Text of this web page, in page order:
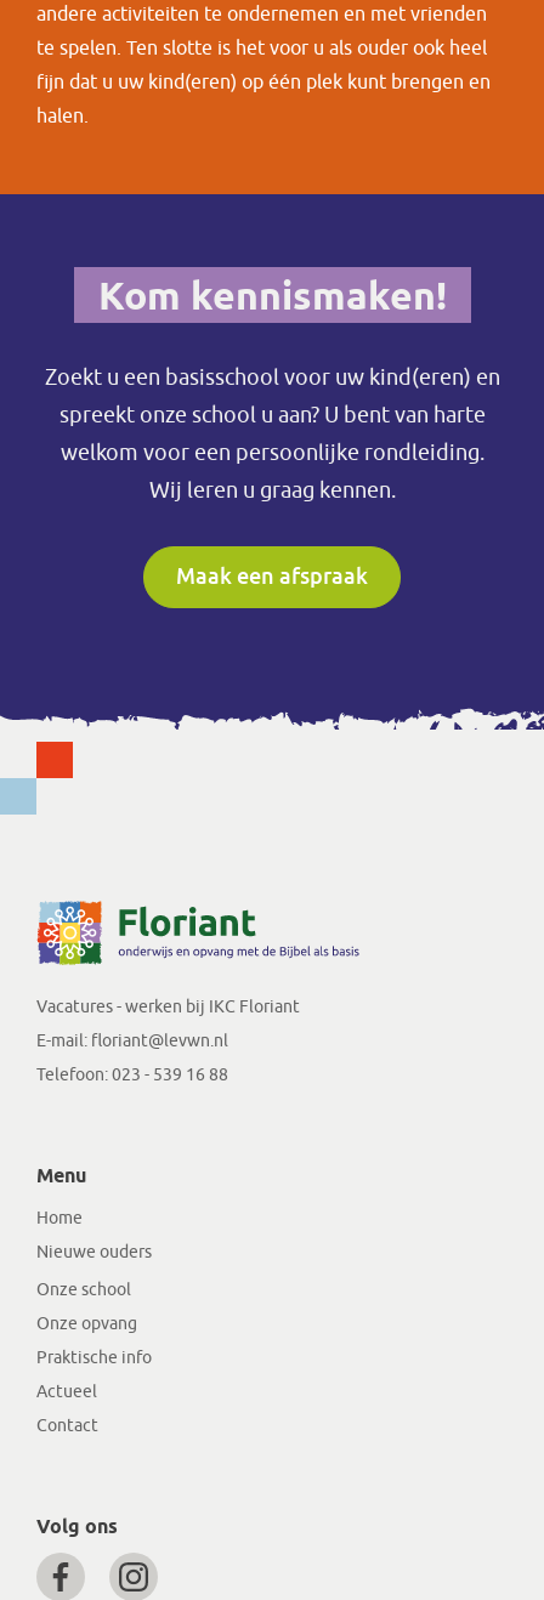
andere activiteiten te ondernemen en met vrienden
te spelen. Ten slotte is het voor u als ouder ook heel
fijn dat u uw kind(eren) op één plek kunt brengen en
halen.
Kom kennismaken!
Zoekt u een basisschool voor uw kind(eren) en
spreekt onze school u aan? U bent van harte
welkom voor een persoonlijke rondleiding.
Wij leren u graag kennen.
Maak een afspraak
Vacatures - werken bij IKC Floriant
E-mail: floriant@levwn.nl
Telefoon:023 - 539 16 88
Menu
Home
Nieuwe ouders
Onze school
Onze opvang
Praktische info
Actueel
Contact
Volg ons